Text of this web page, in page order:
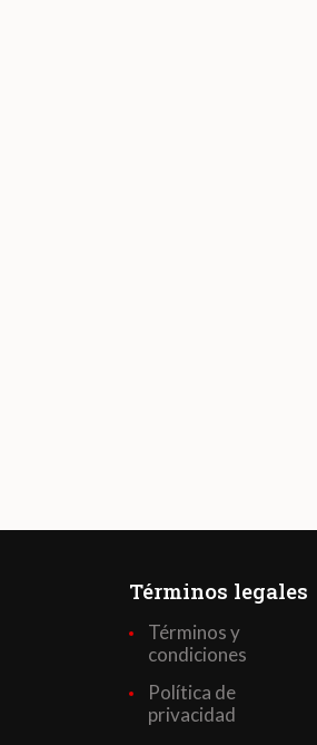
Términos legales
Términos y
condiciones
Política de
privacidad